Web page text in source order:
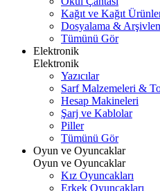
Kağıt ve Kağıt
Dosyalama &
Tümünü Gör
Elektronik
Elektronik
Yazıcılar
Sarf Malzemeleri &
Hesap Makineleri
Şarj ve Kablolar
Piller
Tümünü Gör
Oyun ve Oyuncaklar
Oyun ve Oyuncaklar
Kız Oyuncakları
Erkek Oyuncakları